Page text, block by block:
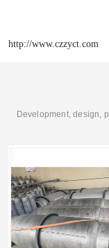
http://www.czzyct.com
Development, design,